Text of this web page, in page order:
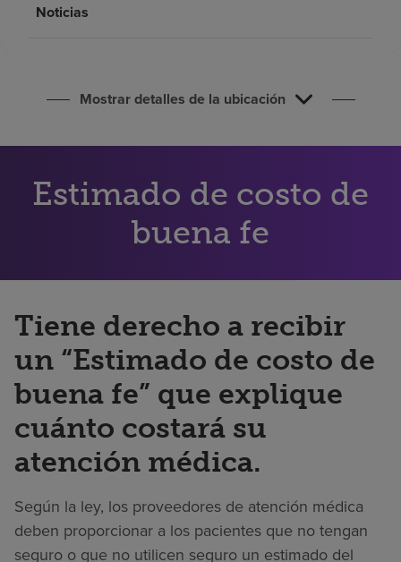
Noticias
Mostrar detalles de la ubicación
Estimado de costo de
buena fe
Tiene derecho a recibir
un “Estimado de costo de
buena fe” que explique
cuánto costará su
atención médica.
Según la ley, los proveedores de atención médica
deben proporcionar a los pacientes que no tengan
seguro o que no utilicen seguro un estimado del